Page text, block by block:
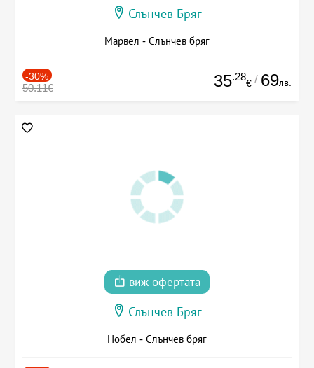
Слънчев Бряг
Марвел - Слънчев бряг
-30%
50.11€ 35.28
€ / 69лв.
виж офертата
Слънчев Бряг
Нобел - Слънчев бряг